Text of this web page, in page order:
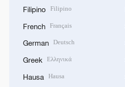
Filipino Filipino
French Français
German Deutsch
Greek Ελληνικά
Hausa Hausa